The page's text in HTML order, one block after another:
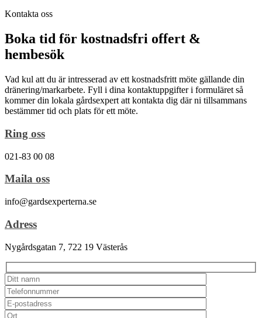
Kontakta oss
Boka tid för kostnadsfri offert &
hembesök
Vad kul att du är intresserad av ett kostnadsfritt möte gällande din
dränering/markarbete. Fyll i dina kontaktuppgifter i formuläret så
kommer din lokala gårdsexpert att kontakta dig där ni tillsammans
bestämmer tid och plats för ett möte.
Ring oss
021-83 00 08
Maila oss
info@gardsexperterna.se
Adress
Nygårdsgatan 7, 722 19 Västerås